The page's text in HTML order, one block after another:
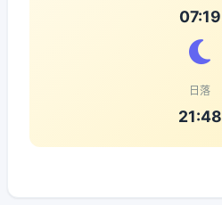
07:19
日落
21:48